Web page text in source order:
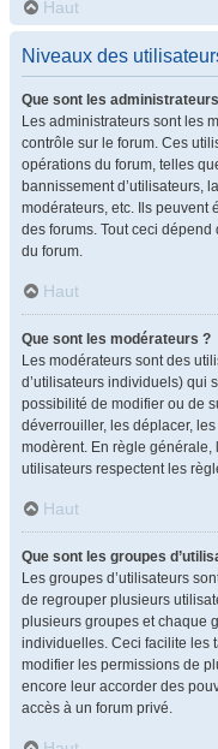
Haut
Niveaux des
Que sont les
Les administrateurs sont les
contrôle sur le forum. Ces
opérations du forum, telles
bannissement d’utilisateurs,
modérateurs, etc. Ils peuvent
des forums. Tout ceci
du forum.
Haut
Que sont les modérateurs ?
Les modérateurs sont des
d’utilisateurs individuels) qui
possibilité de modifier ou de
déverrouiller, les déplacer,
modèrent. En règle
utilisateurs respectent les
Haut
Que sont les groupes
Les groupes d’utilisateurs
de regrouper plusieurs
plusieurs groupes et chaque
individuelles. Ceci facilite les
modifier les permissions de
encore leur accorder des
accès à un forum privé.